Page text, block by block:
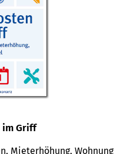
im Griff
Mieterhöhung,